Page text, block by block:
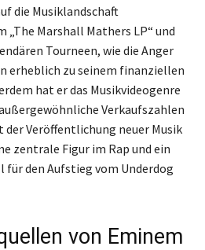
die Musiklandschaft
Marshall Mathers LP“ und
Tourneen, wie die Anger
erheblich zu seinem finanziellen
hat er das Musikvideogenre
Verkaufszahlen
Veröffentlichung neuer Musik
zentrale Figur im Rap und ein
für den Aufstieg vom Underdog
von Eminem